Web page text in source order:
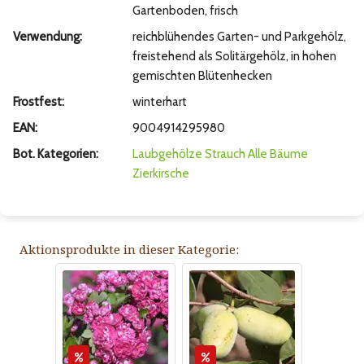
Gartenboden, frisch
Verwendung:
reichblühendes Garten- und Parkgehölz,
freistehend als Solitärgehölz, in hohen
gemischten Blütenhecken
Frostfest:
winterhart
EAN:
9004914295980
Bot. Kategorien:
Laubgehölze Strauch Alle Bäume
Zierkirsche
Aktionsprodukte in dieser Kategorie: